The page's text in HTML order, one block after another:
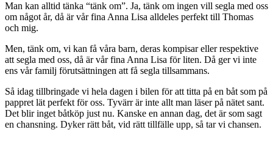
Man kan alltid tänka “tänk om”. Ja, tänk om ingen vill segla med oss
om något år, då är vår fina Anna Lisa alldeles perfekt till Thomas
och mig.
Men, tänk om, vi kan få våra barn, deras kompisar eller respektive
att segla med oss, då är vår fina Anna Lisa för liten. Då ger vi inte
ens vår familj förutsättningen att få segla tillsammans.
Så idag tillbringade vi hela dagen i bilen för att titta på en båt som på
pappret lät perfekt för oss. Tyvärr är inte allt man läser på nätet sant.
Det blir inget båtköp just nu. Kanske en annan dag, det är som sagt
en chansning. Dyker rätt båt, vid rätt tillfälle upp, så tar vi chansen.